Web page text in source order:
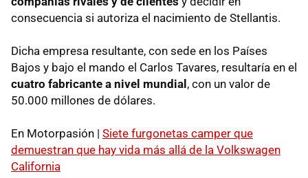
consecuencia si autoriza el nacimiento de Stellantis.
Dicha empresa resultante, con sede en los Países
Bajos y bajo el mando el Carlos Tavares, resultaría en el
cuatro fabricante a nivel mundial , con un valor de
50.000 millones de dólares.
En Motorpasión | Siete furgonetas camper que
demuestran que hay vida más allá de la Volkswagen
California